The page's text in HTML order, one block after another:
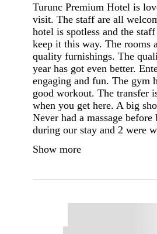
Turunc Premium Hotel is
visit. The staff are all
hotel is spotless and the
keep it this way. The rooms
quality furnishings. The
year has got even better.
engaging and fun. The gym
good workout. The transfer
when you get here. A big
Never had a massage
during our stay and 2 were
Show more